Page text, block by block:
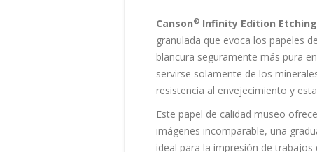
Canson® Infinity Edition
granulada que evoca los papeles
blancura seguramente más pura
servirse solamente de los
resistencia al envejecimiento y
Este papel de calidad museo
imágenes incomparable, una
ideal para la impresión de